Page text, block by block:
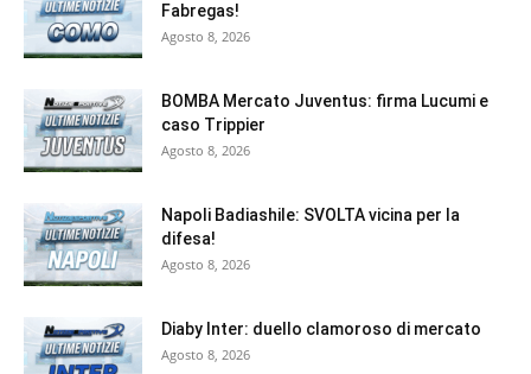
Fabregas!
Agosto 8, 2026
BOMBA Mercato Juventus: firma Lucumi e
caso Trippier
Agosto 8, 2026
Napoli Badiashile: SVOLTA vicina per la
difesa!
Agosto 8, 2026
Diaby Inter: duello clamoroso di mercato
Agosto 8, 2026